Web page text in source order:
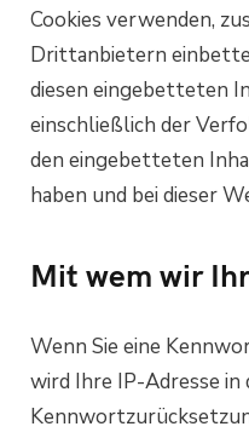
Cookies verwenden,
Drittanbietern
diesen eingebetteten
einschließlich der
den eingebetteten
haben und bei dieser
Mit wem wir
Wenn Sie eine
wird Ihre IP-Adresse in